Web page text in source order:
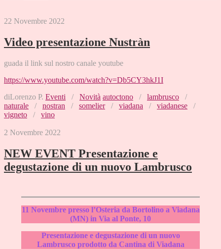
22 Novembre 2022
Video presentazione Nustràn
guada il link sul nostro canale youtube
https://www.youtube.com/watch?v=Db5CY3hkJ1I
diLorenzo P. Eventi / Novità autoctono / lambrusco /
naturale / nostran / somelier/ viadana / viadanese /
vigneto / vino
2 Novembre 2022
NEW EVENT Presentazione e
degustazione di un nuovo Lambrusco
11 Novembre presso l’Osteria da Bortolino a Viadana
(MN) in Via al Ponte, 10
Presentazione e degustazione di un nuovo
Lambrusco prodotto da Cantina di Viadana